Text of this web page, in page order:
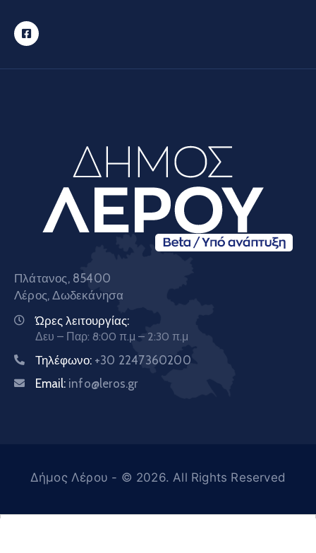
Πλάτανος, 85400
Λέρος, Δωδεκάνησα
Ώρες λειτουργίας:
Δευ – Παρ: 8:00 π.μ – 2:30 π.μ
Τηλέφωνο: +30 2247360200
Email: info@leros.gr
Δήμος Λέρου - © 2026. All Rights Reserved